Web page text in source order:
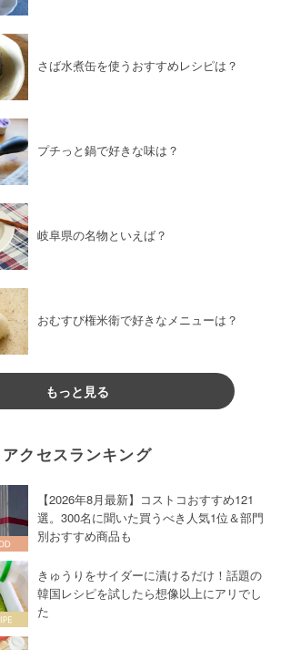
さば水煮缶を使うおすすめレシピは？
プチっと鍋で好きな味は？
岐阜県の名物といえば？
おむすび権米衛で好きなメニューは？
もっと見る
アクセスランキング
【2026年8月最新】コストコおすすめ121
選。300名に聞いた買うべき人気1位＆部門
別おすすめ商品も
きゅうりをサイダーに漬けるだけ！話題の
韓国レシピを試したら想像以上にアリでし
た